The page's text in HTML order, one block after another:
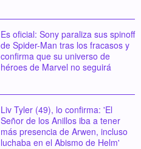
Es oficial: Sony paraliza sus spinoff
de Spider-Man tras los fracasos y
confirma que su universo de
héroes de Marvel no seguirá
Liv Tyler (49), lo confirma: 'El
Señor de los Anillos iba a tener
más presencia de Arwen, incluso
luchaba en el Abismo de Helm'